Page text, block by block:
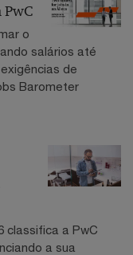
PwC
o
salários até
de
Barometer
classifica a PwC
a sua